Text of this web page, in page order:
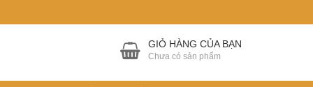
GIỎ HÀNG CỦA BẠN
Chưa có sản phẩm